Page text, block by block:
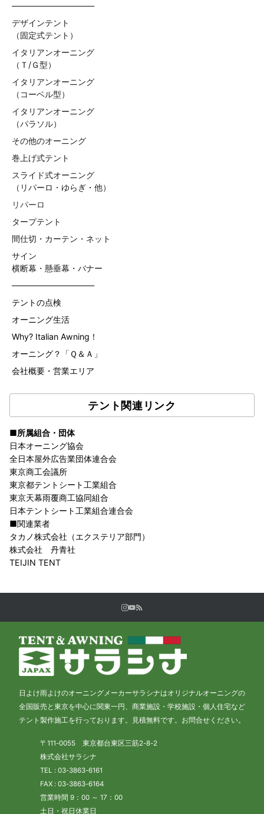
——————————
デザインテント
（固定式テント）
イタリアンオーニング
（Ｔ/Ｇ型）
イタリアンオーニング
（コーベル型）
イタリアンオーニング
（パラソル）
その他のオーニング
巻上げ式テント
スライド式オーニング
（リパーロ・ゆらぎ・他）
リパーロ
タープテント
間仕切・カーテン・ネット
サイン
横断幕・懸垂幕・バナー
——————————
テントの点検
オーニング生活
Why? Italian Awning！
オーニング？「Ｑ＆Ａ」
会社概要・営業エリア
テント関連リンク
■所属組合・団体
日本オーニング協会
全日本屋外広告業団体連合会
東京商工会議所
東京都テントシート工業組合
東京天幕雨覆商工協同組合
日本テントシート工業組合連合会
■関連業者
タカノ株式会社（エクステリア部門）
株式会社 丹青社
TEIJIN TENT
日よけ雨よけのオーニングメーカーサラシナはオリジナルオーニングの
全国販売と東京を中心に関東一円、商業施設・学校施設・個人住宅など
テント製作施工を行っております。見積無料です。お問合せください。
〒111-0055 東京都台東区三筋2-8-2
株式会社サラシナ
TEL : 03-3863-6161
FAX : 03-3863-6164
営業時間 9：00 ～ 17：00
土日・祝日休業日